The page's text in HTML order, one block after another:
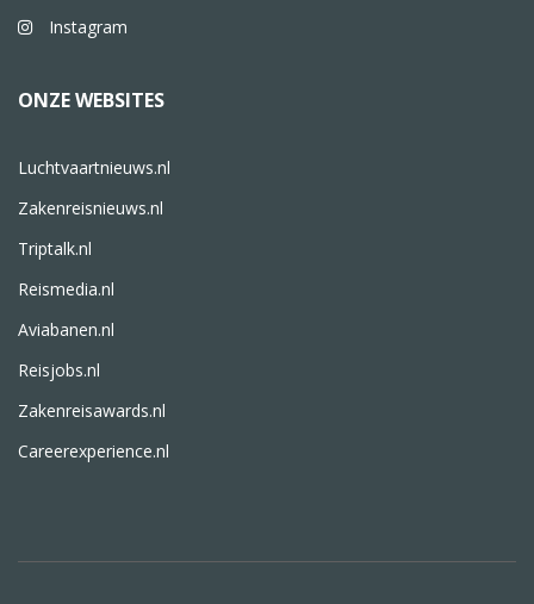
Instagram
ONZE WEBSITES
Luchtvaartnieuws.nl
Zakenreisnieuws.nl
Triptalk.nl
Reismedia.nl
Aviabanen.nl
Reisjobs.nl
Zakenreisawards.nl
Careerexperience.nl